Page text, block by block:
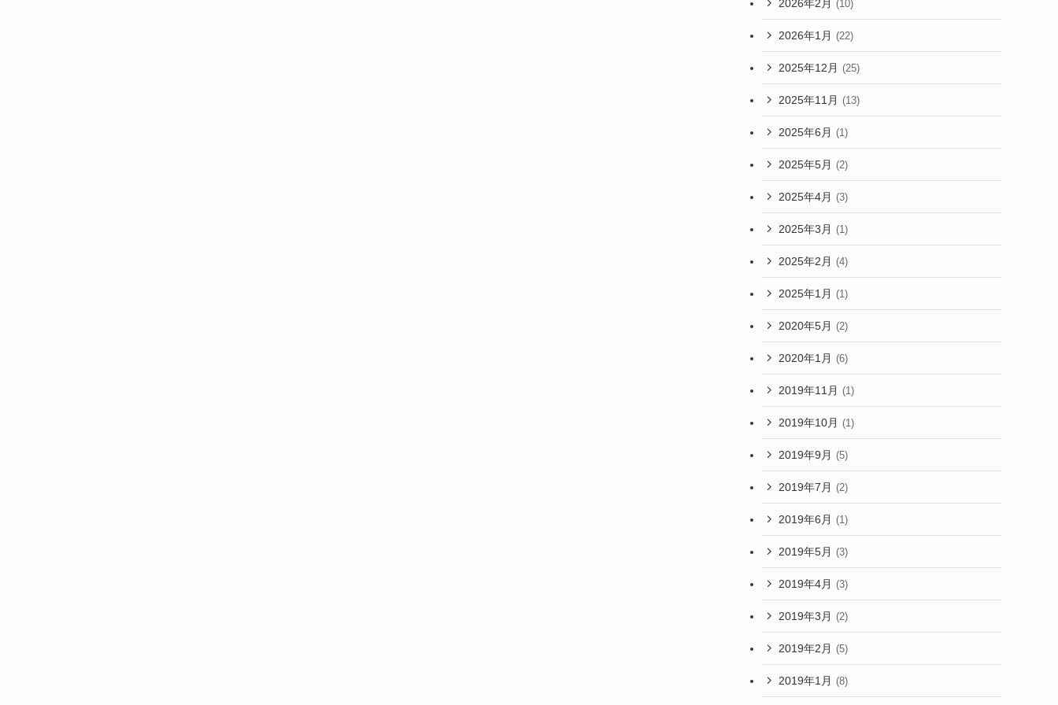
2026年2月 (10)
2026年1月 (22)
2025年12月 (25)
2025年11月 (13)
2025年6月 (1)
2025年5月 (2)
2025年4月 (3)
2025年3月 (1)
2025年2月 (4)
2025年1月 (1)
2020年5月 (2)
2020年1月 (6)
2019年11月 (1)
2019年10月 (1)
2019年9月 (5)
2019年7月 (2)
2019年6月 (1)
2019年5月 (3)
2019年4月 (3)
2019年3月 (2)
2019年2月 (5)
2019年1月 (8)